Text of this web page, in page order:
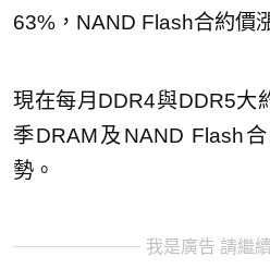
63%，NAND Flash合約價
現在每月DDR4與DDR5大
季DRAM及NAND Flash
勢。
我是廣告 請繼